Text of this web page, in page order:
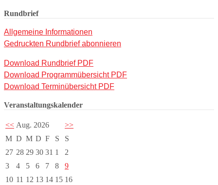
Rundbrief
Allgemeine Informationen
Gedruckten Rundbrief abonnieren
Download Rundbrief PDF
Download Programmübersicht PDF
Download Terminübersicht PDF
Veranstaltungskalender
<< Aug. 2026
>>
M D M D F S
S
27 28 29 30 31 1
2
3
4 5 6 7 8
9
10 11 12 13 14 15 16